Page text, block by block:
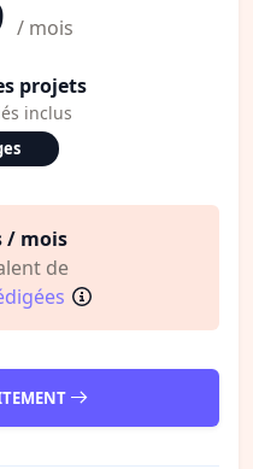
/ mois
projets
inclus
/ mois
de